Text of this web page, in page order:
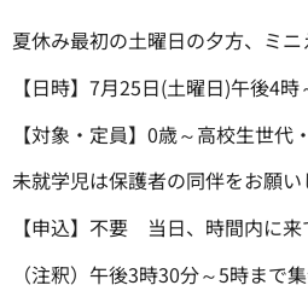
夏休み最初の土曜日の夕方、ミ
【日時】7月25日(土曜日)午後4
【対象・定員】0歳～高校生世代
未就学児は保護者の同伴をお願い
【申込】不要 当日、時間内に来
（注釈）午後3時30分～5時まで